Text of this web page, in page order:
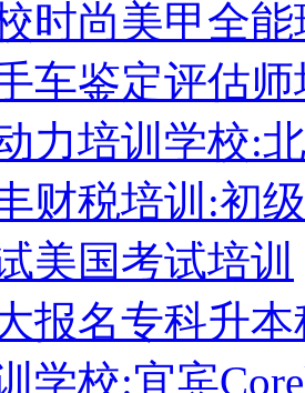
时尚美甲全能
车鉴定评估
力培训学校:
财税培训:初
美国考试培训
报名专科升
学校:宜宾